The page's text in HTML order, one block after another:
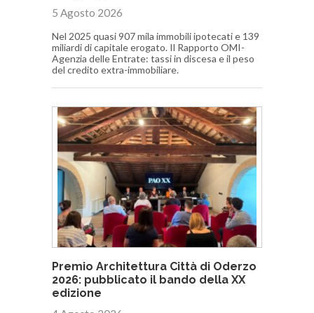
5 Agosto 2026
Nel 2025 quasi 907 mila immobili ipotecati e 139
miliardi di capitale erogato. Il Rapporto OMI-
Agenzia delle Entrate: tassi in discesa e il peso
del credito extra-immobiliare.
Premio Architettura Città di Oderzo
2026: pubblicato il bando della XX
edizione